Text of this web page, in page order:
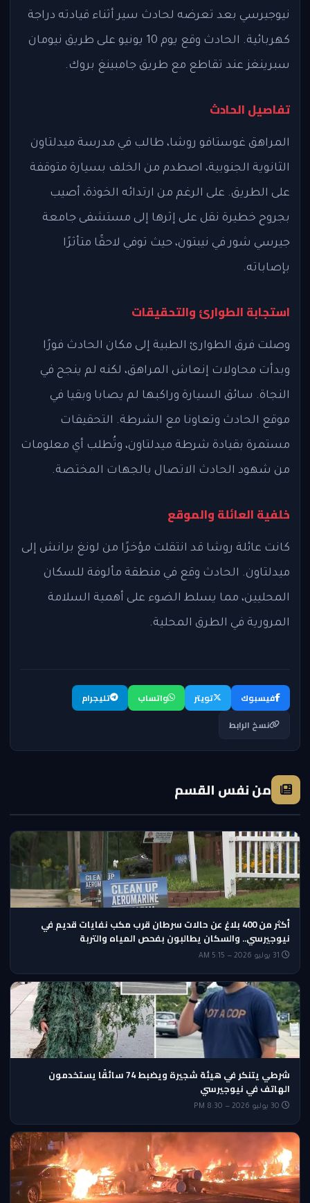
نيوجيرسي بعد تعرضه لحادث سير أثناء قيادته دراجة
كهربائية. الحادث وقع يوم 10 يونيو على طريق نيومان
سبرينغز عند تقاطع مع طريق جامبينغ بروك.
تفاصيل الحادث
المراهق غوستافو روشا، طالب في مدرسة ميدلتاون
الثانوية الجنوبية، اصطدم من الخلف بسيارة متوقفة
على الطريق. على الرغم من ارتدائه الخوذة، أصيب
بجروح خطيرة نقل على إثرها إلى مستشفى جامعة
جيرسي شور في نيبتون، حيث توفي لاحقًا متأثرًا
بإصاباته.
استجابة الطوارئ والتحقيقات
وصلت فرق الطوارئ الطبية إلى مكان الحادث فورًا
وبدأت محاولات إنعاش المراهق، لكنه لم ينجح في
النجاة. سائق السيارة وراكبها لم يصابا وبقيا في
موقع الحادث وتعاونا مع الشرطة. التحقيقات
مستمرة بقيادة شرطة ميدلتاون، وتُطلب أي معلومات
من شهود الحادث الاتصال بالجهات المختصة.
خلفية العائلة والموقع
كانت عائلة روشا قد انتقلت مؤخرًا من لونغ برانش إلى
ميدلتاون. الحادث وقع في منطقة مألوفة للسكان
المحليين، مما يسلط الضوء على أهمية السلامة
المرورية في الطرق المحلية.
فيسبوك تويتر واتساب
تليجرام
نسخ الرابط
من نفس القسم
أكثر من 400 بلاغ عن حالات سرطان قرب مكب نفايات قديم في
نيوجيرسي.. والسكان يطالبون بفحص المياه والتربة
شرطي يتنكر في هيئة شجيرة ويضبط 74 سائقًا يستخدمون
الهاتف في نيوجيرسي